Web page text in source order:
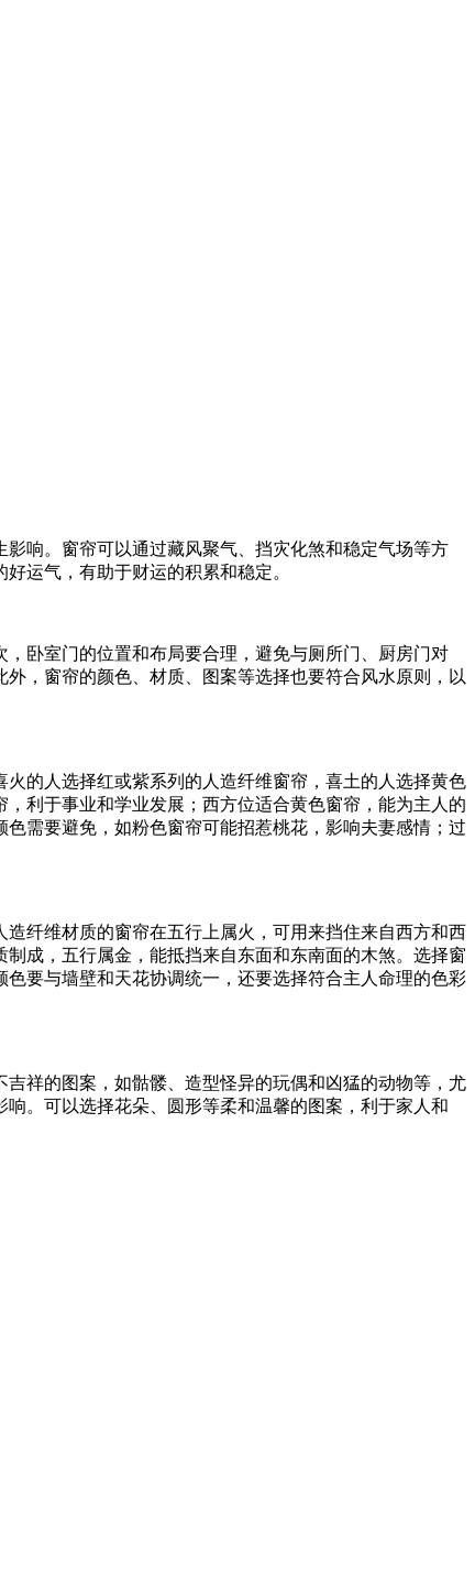
响。窗帘可以通过藏风聚气、挡灾化煞和稳定气场等方
运气，有助于财运的积累和稳定。
卧室门的位置和布局要合理，避免与厕所门、厨房门对
，窗帘的颜色、材质、图案等选择也要符合风水原则，以
的人选择红或紫系列的人造纤维窗帘，喜土的人选择黄色
利于事业和学业发展；西方位适合黄色窗帘，能为主人的
需要避免，如粉色窗帘可能招惹桃花，影响夫妻感情；过
纤维材质的窗帘在五行上属火，可用来挡住来自西方和西
成，五行属金，能抵挡来自东面和东南面的木煞。选择窗
要与墙壁和天花协调统一，还要选择符合主人命理的色彩
祥的图案，如骷髅、造型怪异的玩偶和凶猛的动物等，尤
。可以选择花朵、圆形等柔和温馨的图案，利于家人和